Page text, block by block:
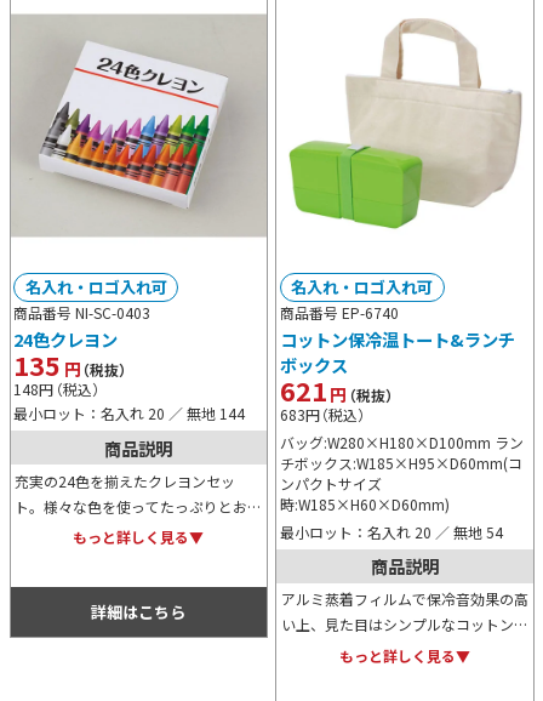
商品番号 NI-SC-0403
24色クレヨン
135 円（税抜）
148円（税込）
最小ロット：名入れ 20 ／ 無地 144
名入れ・ロゴ入れ可
商品説明
充実の24色を揃えたクレヨンセッ
ト。様々な色を使ってたっぷりとお絵
描きができるので、お子様には特に人
リー向けノベルティとしてご使用くだ
もっと詳しく見る▼
詳細はこちら
商品番号 EP-6740
コットン保冷温トート&ランチ
ボックス
621円（税抜）
683円（税込）
バッグ:W280×H180×D100mm ラン
チボックス:W185×H95×D60mm(コ
ンパクトサイズ
時:W185×H60×D60mm)
最小ロット：名入れ 20 ／ 無地 54
名入れ・ロゴ入れ可
商品説明
アルミ蒸着フィルムで保冷音効果の高
い上、見た目はシンプルなコットント
ートと、二段ランチボックスのセット
もっと詳しく見る▼